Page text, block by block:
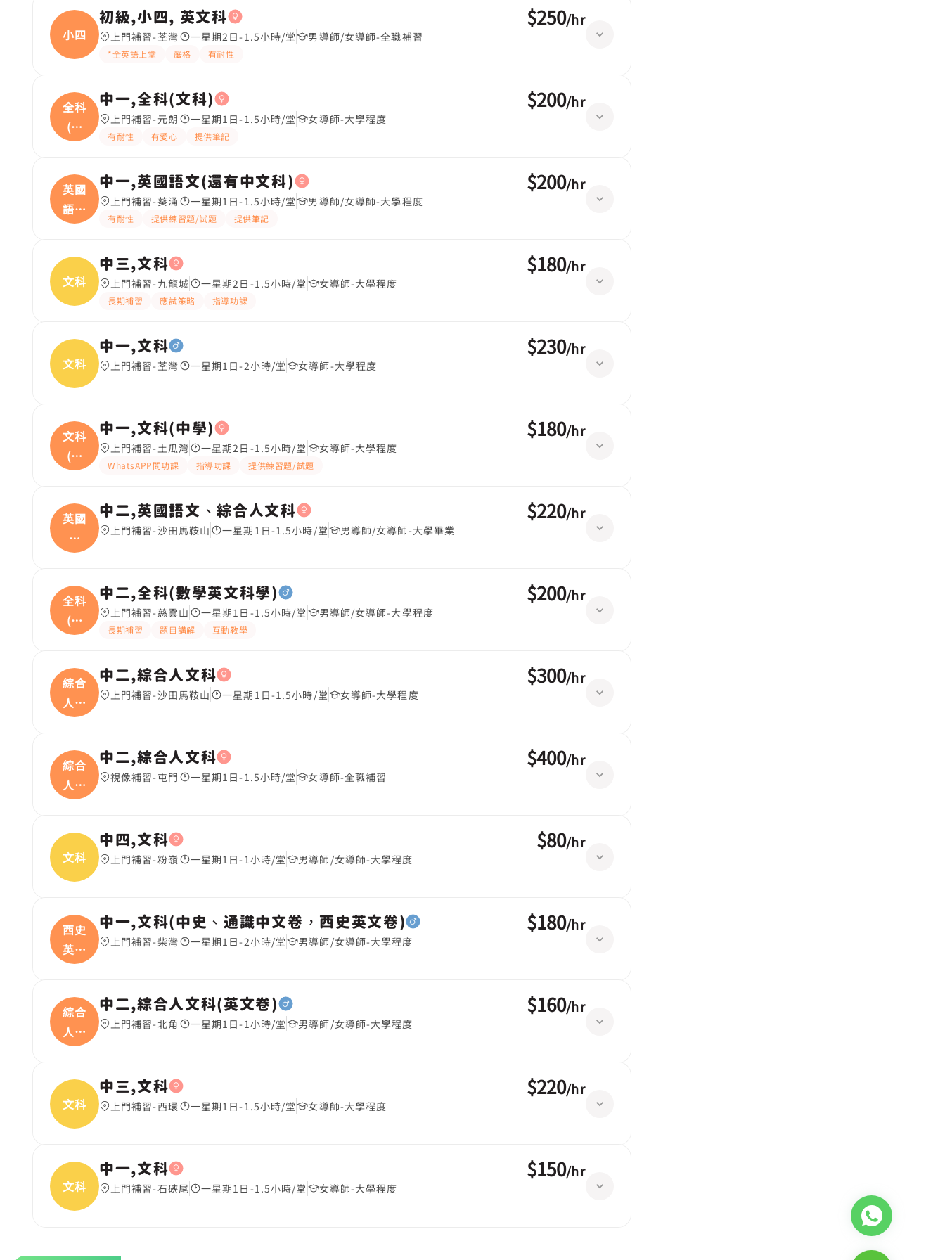
小四
初級,小四, 英文科
上門補習-荃灣 一星期2日-1.5小時/堂 男導師/女導師-全職補習
*全英語上堂 嚴格 有耐性
$250/hr
全科
(文
科
中一,全科(文科)
上門補習-元朗 一星期1日-1.5小時/堂 女導師-大學程度
有耐性 有愛心 提供筆記
$200/hr
英國
語文
(
中一,英國語文(還有中文科)
上門補習-葵涌 一星期1日-1.5小時/堂 男導師/女導師-大學程度
有耐性 提供練習題/試題 提供筆記
$200/hr
文科
中三,文科
上門補習-九龍城 一星期2日-1.5小時/堂 女導師-大學程度
長期補習 應試策略 指導功課
$180/hr
文科
中一,文科
上門補習-荃灣 一星期1日-2小時/堂 女導師-大學程度
$230/hr
文科
(中
學
中一,文科(中學)
上門補習-土瓜灣 一星期2日-1.5小時/堂 女導師-大學程度
WhatsAPP問功課 指導功課 提供練習題/試題
$180/hr
英國
語
文、
中二,英國語文、綜合人文科
上門補習-沙田馬鞍山 一星期1日-1.5小時/堂 男導師/女導師-大學畢業
$220/hr
全科
(數
學
中二,全科(數學英文科學)
上門補習-慈雲山 一星期1日-1.5小時/堂 男導師/女導師-大學程度
長期補習 題目講解 互動教學
$200/hr
綜合
人文
科
中二,綜合人文科
上門補習-沙田馬鞍山 一星期1日-1.5小時/堂 女導師-大學程度
$300/hr
綜合
人文
科
中二,綜合人文科
視像補習-屯門 一星期1日-1.5小時/堂 女導師-全職補習
$400/hr
文科
中四,文科
上門補習-粉嶺 一星期1日-1小時/堂 男導師/女導師-大學程度
$80/hr
西史
英文
卷
中一,文科(中史、通識中文卷，西史英文卷)
上門補習-柴灣 一星期1日-2小時/堂 男導師/女導師-大學程度
$180/hr
綜合
人文
科
中二,綜合人文科(英文卷)
上門補習-北角 一星期1日-1小時/堂 男導師/女導師-大學程度
$160/hr
文科
中三,文科
上門補習-西環 一星期1日-1.5小時/堂 女導師-大學程度
$220/hr
文科
中一,文科
上門補習-石硤尾 一星期1日-1.5小時/堂 女導師-大學程度
$150/hr